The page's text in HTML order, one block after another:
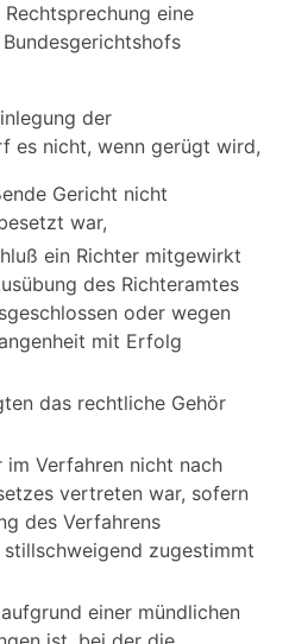
eine
der
es nicht, wenn gerügt wird,
Gericht nicht
war,
ein Richter mitgewirkt
des Richteramtes
oder wegen
mit Erfolg
das rechtliche Gehör
Verfahren nicht nach
vertreten war, sofern
des Verfahrens
zugestimmt
einer mündlichen